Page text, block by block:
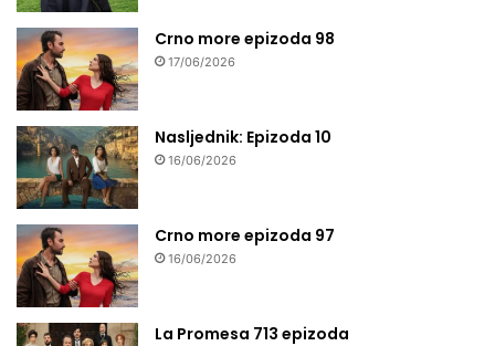
Crno more epizoda 98
17/06/2026
Nasljednik: Epizoda 10
16/06/2026
Crno more epizoda 97
16/06/2026
La Promesa 713 epizoda